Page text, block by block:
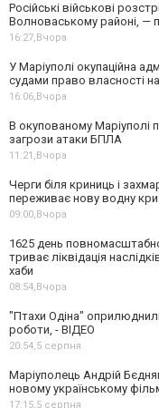
Російські військові
Волноваському районі, —
16:27,Вчора
У Маріуполі окупаційна
судами право власності
16:06,Вчора
В окупованому Маріуполі
загрози атаки БПЛА
11:21,Вчора
Черги біля криниць і
переживає нову водну
09:00,Вчора
1625 день
триває ліквідація
хаби
08:54,Вчора
"Птахи Одіна"
роботи, - ВІДЕО
20:54,5 серпня
Маріуполець Андрій
новому українському
17:15,5 серпня